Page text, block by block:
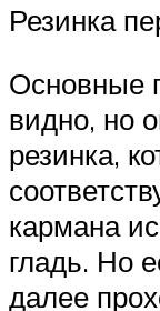
Резинка
Основные
видно, но
резинка,
кармана
гладь. Но
далее